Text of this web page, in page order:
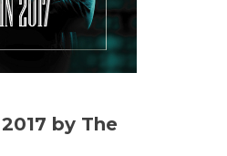
by The